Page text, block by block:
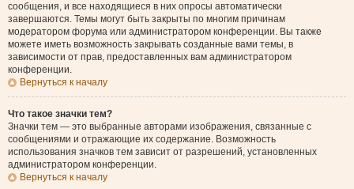
сообщения, и все находящиеся в них опросы автоматически
завершаются. Темы могут быть закрыты по многим причинам
модератором форума или администратором конференции. Вы также
можете иметь возможность закрывать созданные вами темы, в
зависимости от прав, предоставленных вам администратором
конференции.
Вернуться к началу
Что такое значки тем?
Значки тем — это выбранные авторами изображения, связанные с
сообщениями и отражающие их содержание. Возможность
использования значков тем зависит от разрешений, установленных
администратором конференции.
Вернуться к началу